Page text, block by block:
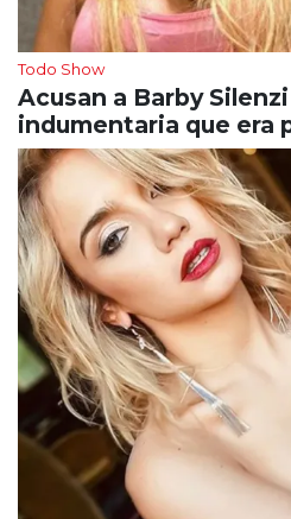
Todo Show
Acusan a Barby
indumentaria que era